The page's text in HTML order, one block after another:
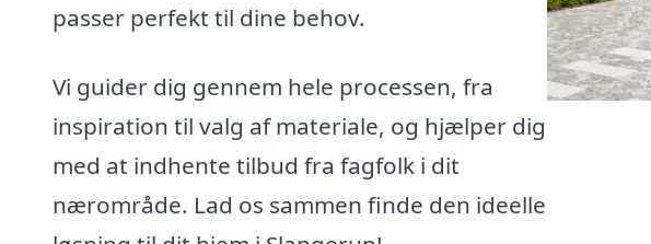
passer perfekt til dine behov.
Vi guider dig gennem hele processen, fra
inspiration til valg af materiale, og hjælper dig
med at indhente tilbud fra fagfolk i dit
nærområde. Lad os sammen finde den ideelle